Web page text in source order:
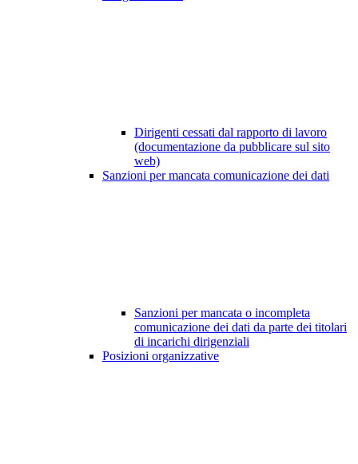
Dirigenti cessati dal rapporto di lavoro
(documentazione da pubblicare sul sito
web)
Sanzioni per mancata comunicazione dei dati
Sanzioni per mancata o incompleta
comunicazione dei dati da parte dei titolari
di incarichi dirigenziali
Posizioni organizzative